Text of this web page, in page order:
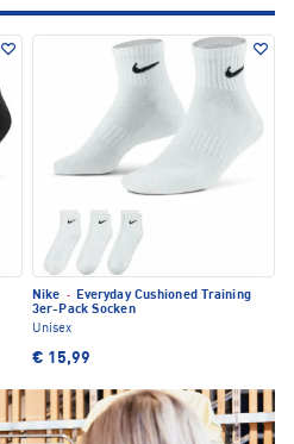
Nike ·
Everyday Cushioned Training
3er-Pack Socken
Unisex
€ 15,99